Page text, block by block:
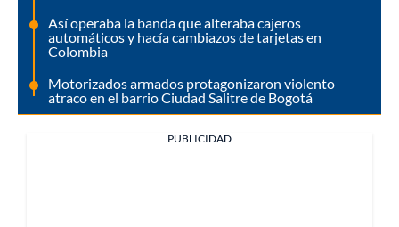
Así operaba la banda que alteraba cajeros
automáticos y hacía cambiazos de tarjetas en
Colombia
Motorizados armados protagonizaron violento
atraco en el barrio Ciudad Salitre de Bogotá
PUBLICIDAD